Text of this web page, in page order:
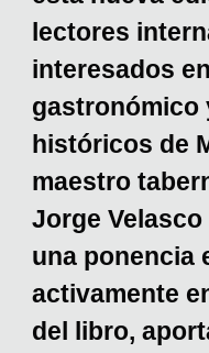
lectores
interesados
gastronómico
históricos de
maestro
Jorge
una ponencia
activamente
del libro,